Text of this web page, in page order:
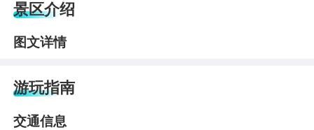
景区介绍
图文详情
游玩指南
交通信息